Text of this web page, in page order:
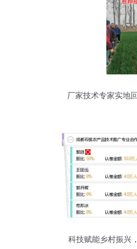
厂家技术专家实地
科技赋能乡村振兴